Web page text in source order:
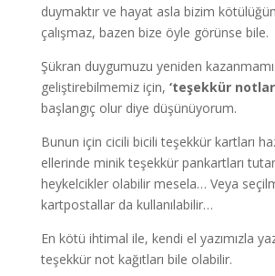
duymaktır ve hayat asla bizim
çalışmaz, bazen bize öyle görünse bile.
Şükran duygumuzu yeniden
geliştirebilmemiz için, ‘teşekkür
başlangıç olur diye düşünüyorum.
Bunun için cicili bicili teşekkür kartları
ellerinde minik teşekkür pankartları
heykelcikler olabilir mesela… Veya
kartpostallar da kullanılabilir…
En kötü ihtimal ile, kendi el yazımızla
teşekkür not kağıtları bile olabilir.